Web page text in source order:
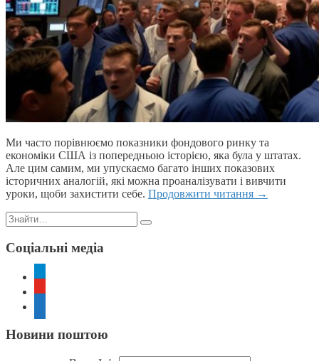
Ми часто порівнюємо показники фондового ринку та
економіки США із попередньою історією, яка була у штатах.
Але цим самим, ми упускаємо багато інших показових
історичних аналогій, які можна проаналізувати і вивчити
уроки, щоби захистити себе. Продовжити читання →
Пошук:
Соціальні медіа
Новини поштою